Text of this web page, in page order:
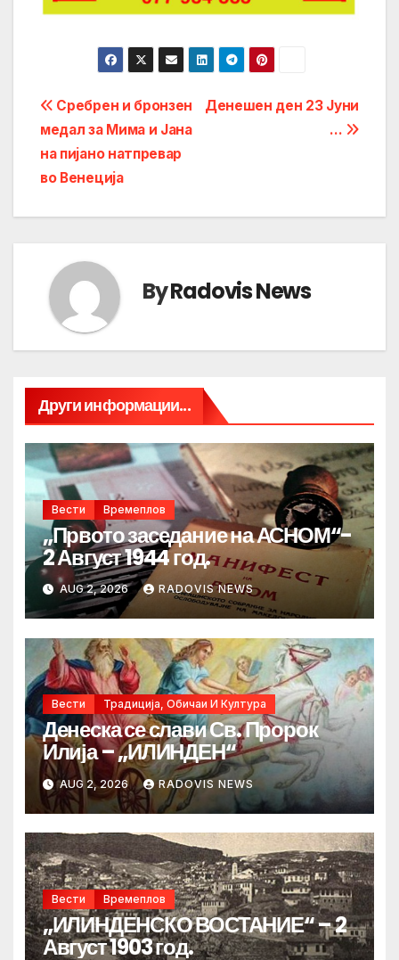
Post
navigation
Денешен ден 23 Јуни
…
Сребрен и бронзен
медал за Мима и Јана
на пијано натпревар
во Венеција
ByRadovis News
Други информации...
Вести Времеплов
„Првото заседание на АСНОМ“-
2 Август 1944 год.
AUG 2, 2026 RADOVIS NEWS
Вести Традиција, Обичаи И Култура
Денеска се слави Св. Пророк
Илија – „ИЛИНДЕН“
AUG 2, 2026 RADOVIS NEWS
Вести Времеплов
„ИЛИНДЕНСКО ВОСТАНИЕ“ – 2
Август 1903 год.